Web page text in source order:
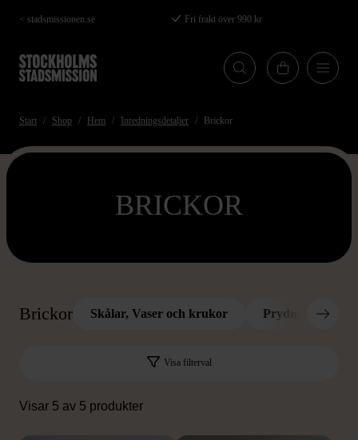
Hoppa
till
huvudinnehåll
< stadsmissionen.se Fri frakt över 990 kr
Start Shop Hem Inredningsdetaljer Brickor
BRICKOR
Brickor Skålar, Vaser och krukor Prydnadsglas &
Visa filterval
Visar 5 av 5 produkter